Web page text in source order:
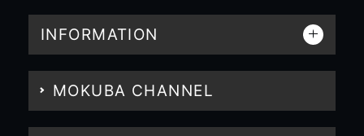
INFORMATION
MOKUBA CHANNEL